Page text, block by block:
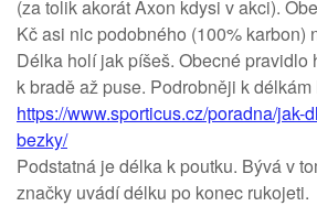
(za tolik akorát Axon kdysi v akci).
Kč asi nic podobného (100% karbon)
Délka holí jak píšeš. Obecné pravidlo
k bradě až puse. Podrobněji k délkám
https://www.sporticus.cz/poradna/jak-
bezky/
Podstatná je délka k poutku. Bývá v
značky uvádí délku po konec rukojeti.